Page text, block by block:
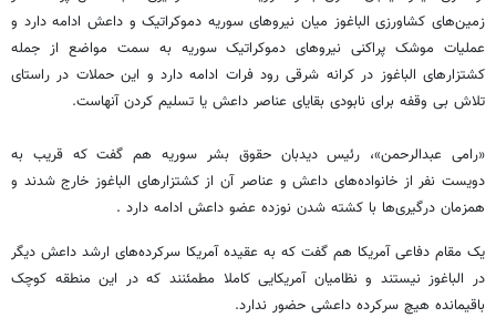
زمین‌های کشاورزی الباغوز میان نیروهای سوریه دموکراتیک و داعش ادامه دارد و
عملیات موشک پراکنی نیروهای دموکراتیک سوریه به سمت مواضع از جمله
کشتزارهای الباغوز در کرانه شرقی رود فرات ادامه دارد و این حملات در راستای
تلاش بی وقفه برای نابودی بقایای عناصر داعش یا تسلیم کردن آنهاست.
«رامی عبدالرحمن»، رئیس دیدبان حقوق بشر سوریه هم گفت که قریب به
دویست نفر از خانواده‌های داعش و عناصر آن از کشتزارهای الباغوز خارج شدند و
همزمان درگیری‌ها با کشته شدن نوزده عضو داعش ادامه دارد .
یک مقام دفاعی آمریکا هم گفت که به عقیده آمریکا سرکرده‌های ارشد داعش دیگر
در الباغوز نیستند و نظامیان آمریکایی کاملا مطمئنند که در این منطقه کوچک
باقیمانده هیچ سرکرده داعشی حضور ندارد.